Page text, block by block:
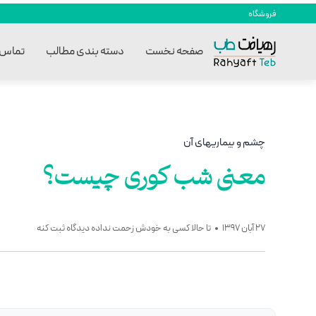
فروشگاه
صفحه نخست دسته بندی مطالب تماس
چشم و بیماریهای آن
معنی شب کوری چیست؟
27 آبان 1397 تا حالا کسی به خودش زحمت نداده دیدگاه ثبت کنه